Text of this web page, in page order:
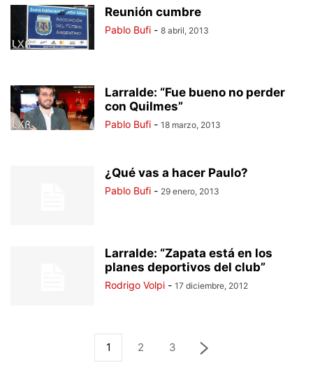
Reunión cumbre
Pablo Bufi - 8 abril, 2013
Larralde: “Fue bueno no perder
con Quilmes”
Pablo Bufi - 18 marzo, 2013
¿Qué vas a hacer Paulo?
Pablo Bufi - 29 enero, 2013
Larralde: “Zapata está en los
planes deportivos del club”
Rodrigo Volpi - 17 diciembre, 2012
1 2 3